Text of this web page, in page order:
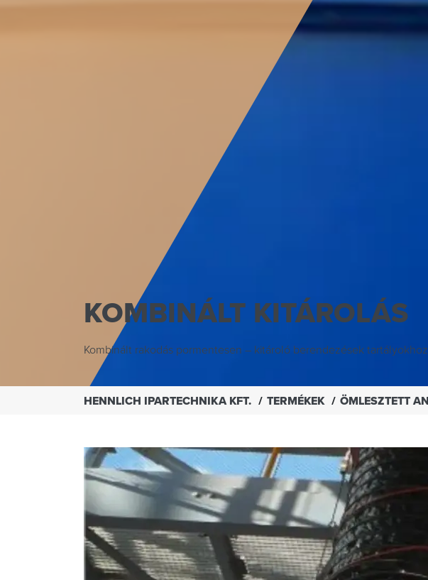
KOMBINÁLT KITÁROLÁS
Kombinált rakodás pormentesen – kitároló berendezések
HENNLICH IPARTECHNIKA KFT. TERMÉKEK ÖMLESZTETT